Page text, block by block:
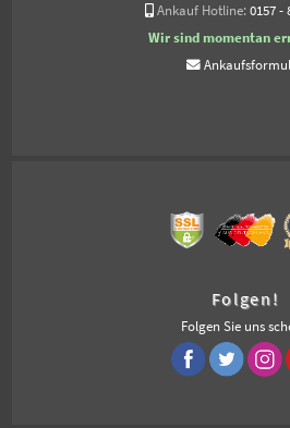
Ankauf Hotline: 0157 -
Wir sind momentan
Folgen!
Folgen Sie uns